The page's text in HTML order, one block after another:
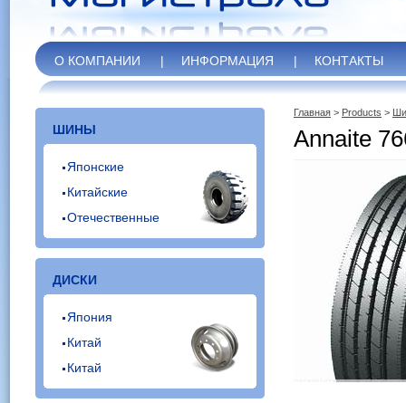
О КОМПАНИИ | ИНФОРМАЦИЯ | КОНТАКТЫ
ШИНЫ
Японские
Китайские
Отечественные
ДИСКИ
Япония
Китай
Китай
Главная > Products >
Annaite